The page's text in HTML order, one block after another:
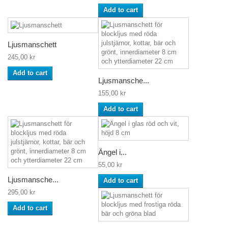
Add to cart
Ljusmanschett
245,00 kr
Add to cart
Ljusmansche...
155,00 kr
Add to cart
Ljusmansche...
295,00 kr
Add to cart
Ängel i...
55,00 kr
Add to cart